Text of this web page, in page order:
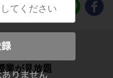
学び直しまで
業が見放題